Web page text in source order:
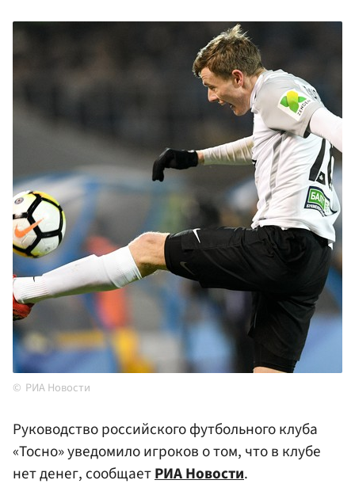
РИА Новости
Руководство российского футбольного клуба
«Тосно» уведомило игроков о том, что в клубе
нет денег, сообщаетРИА Новости.